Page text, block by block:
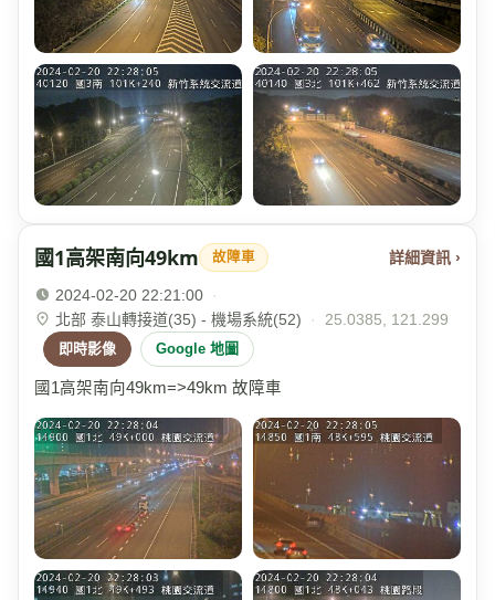
國1高架南向49km 故障車 詳細資訊 ›
2024-02-20 22:21:00
·
北部 泰山轉接道(35) - 機場系統(52)
· 25.0385, 121.299
即時影像 Google 地圖
國1高架南向49km=>49km 故障車